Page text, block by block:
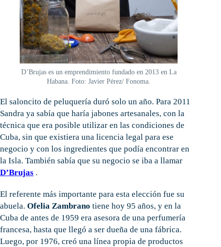
D’Brujas es un emprendimiento fundado en 2013 en La
Habana. Foto: Javier Pérez/ Fonoma.
El saloncito de peluquería duró solo un año. Para 2011
Sandra ya sabía que haría jabones artesanales, con la
técnica que era posible utilizar en las condiciones de
Cuba, sin que existiera una licencia legal para ese
negocio y con los ingredientes que podía encontrar en
la Isla. También sabía que su negocio se iba a llamar
D’Brujas .
El referente más importante para esta elección fue su
abuela. Ofelia Zambrano tiene hoy 95 años, y en la
Cuba de antes de 1959 era asesora de una perfumería
francesa, hasta que llegó a ser dueña de una fábrica.
Luego, por 1976, creó una línea propia de productos